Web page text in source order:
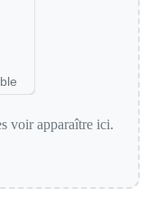
voir apparaître ici.